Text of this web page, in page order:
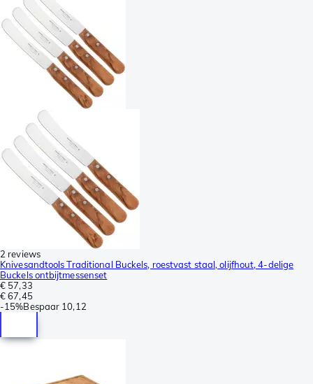
2 reviews
Knivesandtools Traditional Buckels, roestvast staal, olijfhout, 4-delige
Buckels ontbijtmessenset
€ 57,33
€ 67,45
-15%Bespaar 10,12